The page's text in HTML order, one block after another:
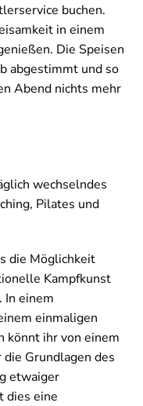
buchen.
in einem
Die Speisen
abgestimmt und so
Abend nichts mehr
wechselndes
Pilates und
die Möglichkeit
Kampfkunst
In einem
einmaligen
könnt ihr von einem
Grundlagen des
etwaiger
dies eine